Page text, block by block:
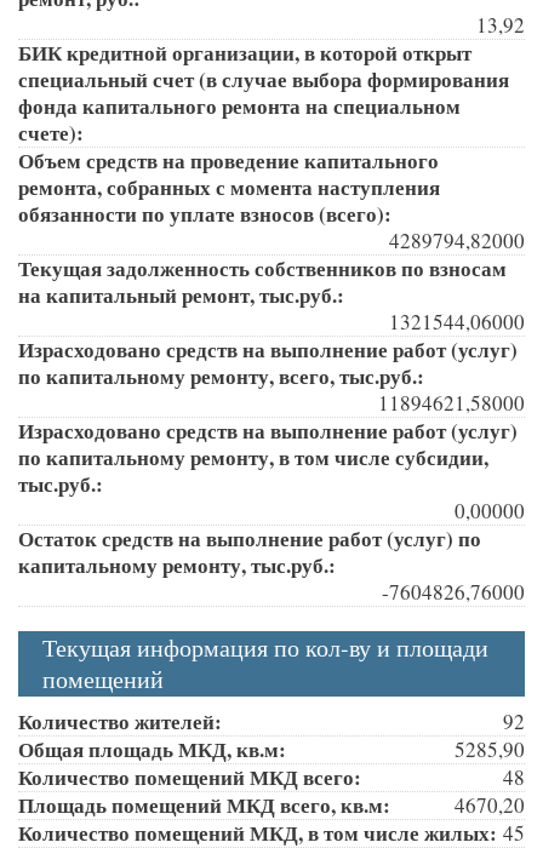
13,92
БИК кредитной организации, в которой открыт
специальный счет (в случае выбора формирования
фонда капитального ремонта на специальном
счете):
Объем средств на проведение капитального
ремонта, собранных с момента наступления
обязанности по уплате взносов (всего):
4289794,82000
Текущая задолженность собственников по взносам
на капитальный ремонт, тыс.руб.:
1321544,06000
Израсходовано средств на выполнение работ (услуг)
по капитальному ремонту, всего, тыс.руб.:
11894621,58000
Израсходовано средств на выполнение работ (услуг)
по капитальному ремонту, в том числе субсидии,
тыс.руб.:
0,00000
Остаток средств на выполнение работ (услуг) по
капитальному ремонту, тыс.руб.:
-7604826,76000
Текущая информация по кол-ву и площади
помещений
Количество жителей: 92
Общая площадь МКД, кв.м: 5285,90
Количество помещений МКД всего: 48
Площадь помещений МКД всего, кв.м: 4670,20
Количество помещений МКД, в том числе жилых: 45